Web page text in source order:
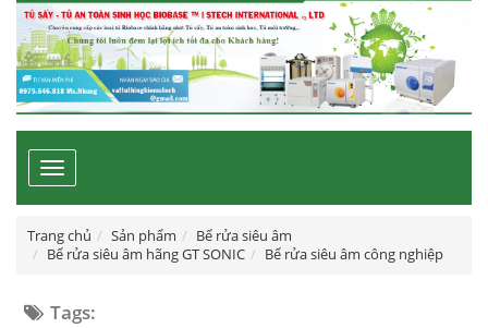
Toggle
navigation
Trang chủ Sản phẩm
Bể rửa siêu âm
Bể rửa siêu âm hãng GT SONIC
Bể rửa siêu âm công nghiệp
Tags: